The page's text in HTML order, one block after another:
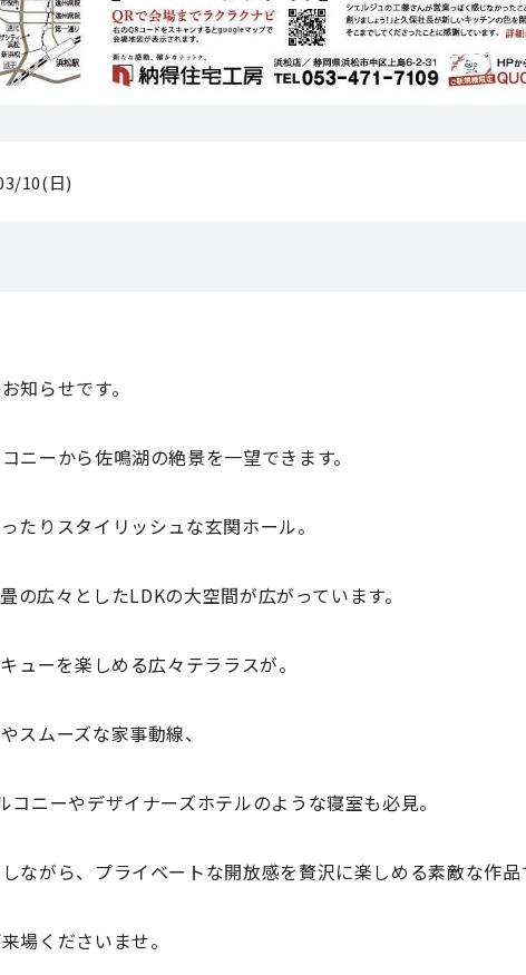
10(日)
知らせです。
ニーから佐鳴湖の絶景を一望できます。
たりスタイリッシュな玄関ホール。
の広々としたLDKの大空間が広がっています。
ューを楽しめる広々テララスが。
スムーズな家事動線、
ニーやデザイナーズホテルのような寝室も必見。
ながら、プライベートな開放感を贅沢に楽しめる素敵な作品
場くださいませ。